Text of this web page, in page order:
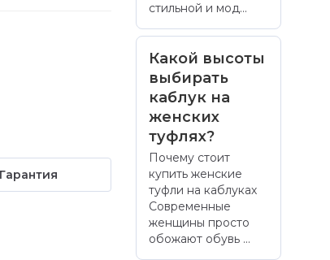
Гарантия
стильной и мод...
Какой высоты
выбирать
каблук на
женских
туфлях?
Почему стоит
купить женские
туфли на каблуках
Современные
женщины просто
обожают обувь ...